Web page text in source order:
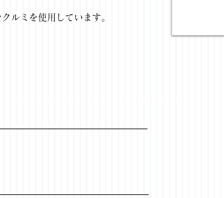
ルミを使用しています。